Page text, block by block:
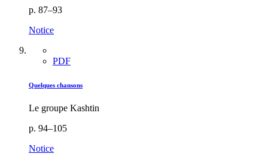
p. 87–93
Notice
PDF
Quelques chansons
Le groupe Kashtin
p. 94–105
Notice